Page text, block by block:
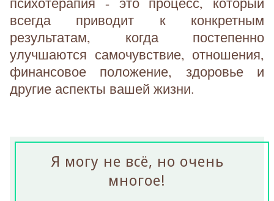
всегда приводит к конкретным
результатам, когда постепенно
улучшаются самочувствие, отношения,
финансовое положение, здоровье и
другие аспекты вашей жизни.
Я могу не всё, но очень
многое!